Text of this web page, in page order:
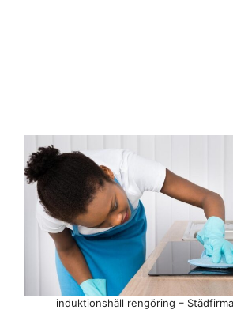
induktionshäll rengöring –